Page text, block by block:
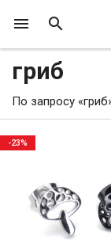
гриб
По запросу
-23%